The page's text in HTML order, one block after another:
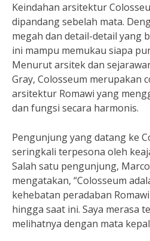
Keindahan arsitektur
dipandang sebelah mata.
megah dan detail-detail yang
ini mampu memukau siapa
Menurut arsitek dan
Gray, Colosseum merupakan
arsitektur Romawi yang
dan fungsi secara harmonis.
Pengunjung yang datang ke
seringkali terpesona oleh
Salah satu pengunjung,
mengatakan, “Colosseum
kehebatan peradaban
hingga saat ini. Saya merasa
melihatnya dengan mata